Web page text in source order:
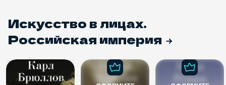
Искусство в лицах.
Российская империя